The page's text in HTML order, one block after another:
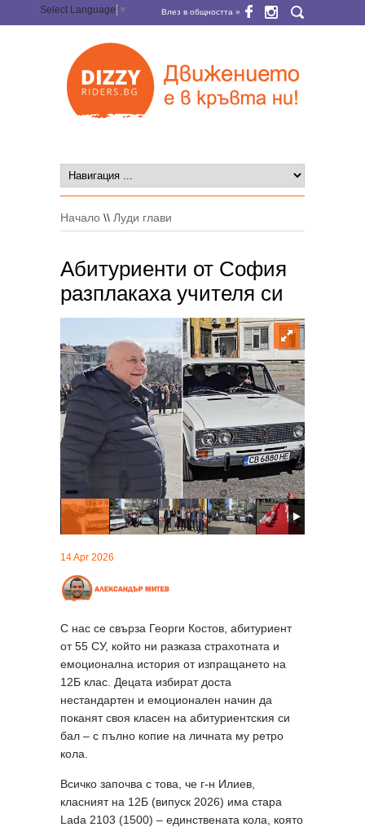
Select Language ▼ Влез в общността »
Начало \\ Луди глави
Абитуриенти от София
разплакаха учителя си
14 Apr 2026
С нас се свърза Георги Костов, абитуриент
от 55 СУ, който ни разказа страхотната и
емоционална история от изпращането на
12Б клас. Децата избират доста
нестандартен и емоционален начин да
поканят своя класен на абитуриентския си
бал – с пълно копие на личната му ретро
кола.
Всичко започва с това, че г-н Илиев,
класният на 12Б (випуск 2026) има стара
Lada 2103 (1500) – единствената кола, която